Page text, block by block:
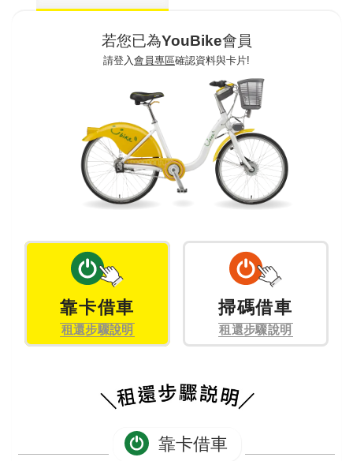
若您已為YouBike會員
請登入 會員專區確認資料與卡片!
靠卡借車
租還步驟說明
掃碼借車
租還步驟說明
靠卡借車